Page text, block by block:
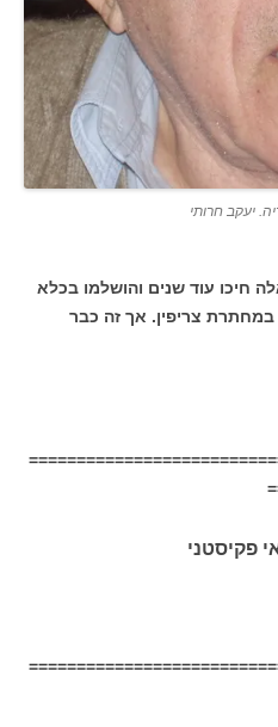
חיכו עוד שנים והושלמו בכלא
במחתרת צריפין. אך זה כבר
פקיסטני